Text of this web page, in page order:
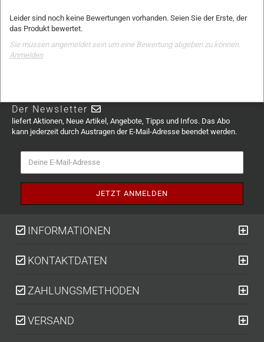
Leider sind noch keine Bewertungen vorhanden. Seien Sie der Erste, der
das Produkt bewertet.
Sie müssen angemeldet sein um eine Bewertung abgeben zu können.
Anmelden
Der Newsletter
liefert Aktionen, Neue Artikel, Angebote, Tipps und Infos. Das Abo
kann jederzeit durch Austragen der E-Mail-Adresse beendet werden.
INFORMATIONEN
KONTAKTDATEN
ZAHLUNGSMETHODEN
VERSAND